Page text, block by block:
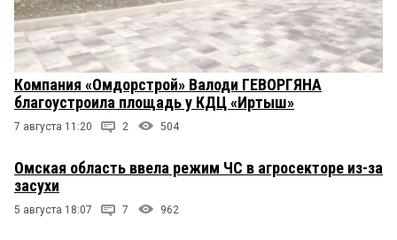
Компания «Омдорстрой» Валоди ГЕВОРГЯНА
благоустроила площадь у КДЦ «Иртыш»
7 августа 11:20 2 504
Омская область ввела режим ЧС в агросекторе из-за
засухи
5 августа 18:07 7 962